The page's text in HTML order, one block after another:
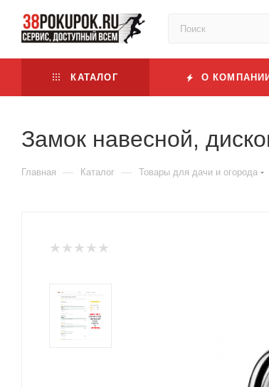
КАТАЛОГ О КОМПАНИИ
Замок навесной,
Главная — Каталог — Товары для дачи и огорода